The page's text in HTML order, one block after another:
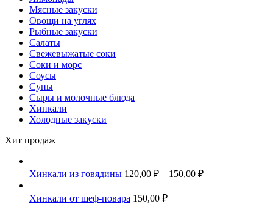
Мясные закуски
Овощи на углях
Рыбные закуски
Салаты
Свежевыжатые соки
Соки и морс
Соусы
Супы
Сыры и молочные блюда
Хинкали
Холодные закуски
Хит продаж
Хинкали из говядины 120,00 ₽ – 150,00 ₽
Хинкали от шеф-повара 150,00 ₽